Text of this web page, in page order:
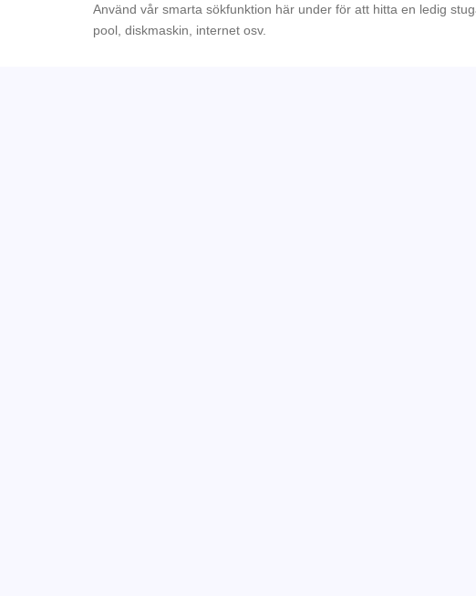
Använd vår smarta sökfunktion här under för att hitta en ledig
pool, diskmaskin, internet osv.